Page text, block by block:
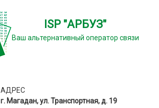
ISP "АРБУЗ"
Ваш альтернативный оператор связи
АДРЕС
г. Магадан, ул. Транспортная, д. 19